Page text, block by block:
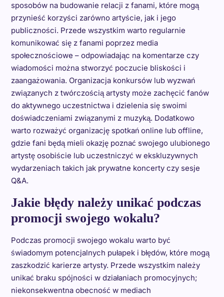
sposobów na budowanie relacji z fanami, które mogą
przynieść korzyści zarówno artyście, jak i jego
publiczności. Przede wszystkim warto regularnie
komunikować się z fanami poprzez media
społecznościowe – odpowiadając na komentarze czy
wiadomości można stworzyć poczucie bliskości i
zaangażowania. Organizacja konkursów lub wyzwań
związanych z twórczością artysty może zachęcić fanów
do aktywnego uczestnictwa i dzielenia się swoimi
doświadczeniami związanymi z muzyką. Dodatkowo
warto rozważyć organizację spotkań online lub offline,
gdzie fani będą mieli okazję poznać swojego ulubionego
artystę osobiście lub uczestniczyć w ekskluzywnych
wydarzeniach takich jak prywatne koncerty czy sesje
Q&A.
Jakie błędy należy unikać podczas
promocji swojego wokalu?
Podczas promocji swojego wokalu warto być
świadomym potencjalnych pułapek i błędów, które mogą
zaszkodzić karierze artysty. Przede wszystkim należy
unikać braku spójności w działaniach promocyjnych;
niekonsekwentna obecność w mediach